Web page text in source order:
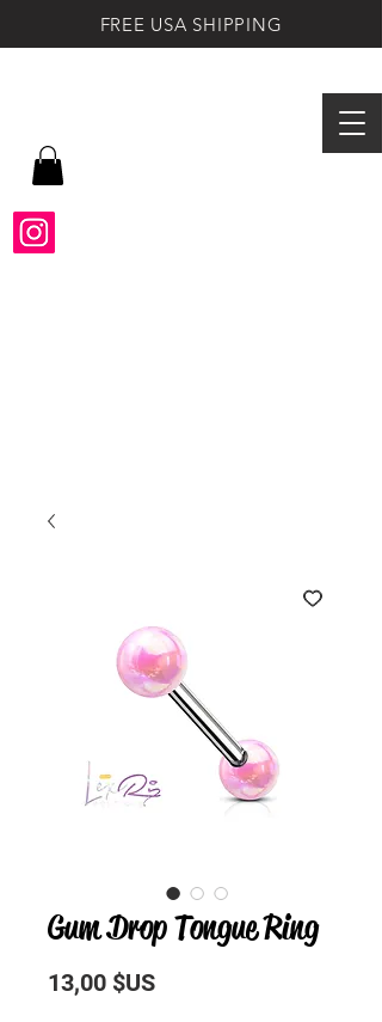
FREE USA SHIPPING
Gum Drop Tongue Ring
13,00 $USPrix